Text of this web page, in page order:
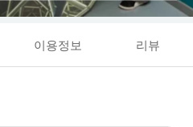
이용정보 리뷰